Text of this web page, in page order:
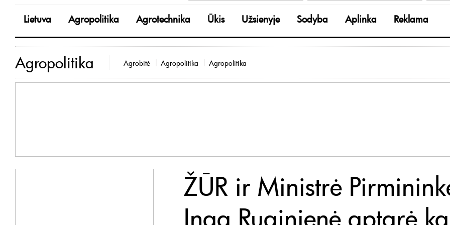
Lietuva Agropolitika Agrotechnika Ūkis Užsienyje Sodyba Aplinka Reklama
Agropolitika Agrobitė Agropolitika Agropolitika
ŽŪR ir Ministrė
Inga Ruginienė aptarė